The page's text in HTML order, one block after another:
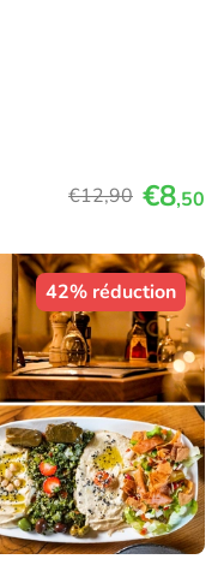
€12,90 €8,50
42% réduction